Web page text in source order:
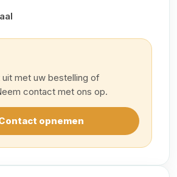
uit met uw bestelling of
contact met ons op.
opnemen